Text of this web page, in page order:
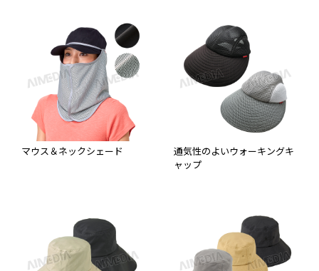
マウス＆ネックシェード
通気性のよいウォーキングキ
ャップ